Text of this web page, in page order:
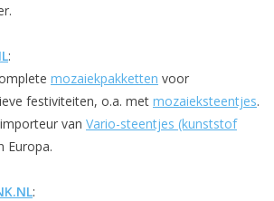
:
mozaiekpakketten voor
festiviteiten, o.a. met mozaieksteentjes.
van Vario-steentjes (kunststof
Europa.
: